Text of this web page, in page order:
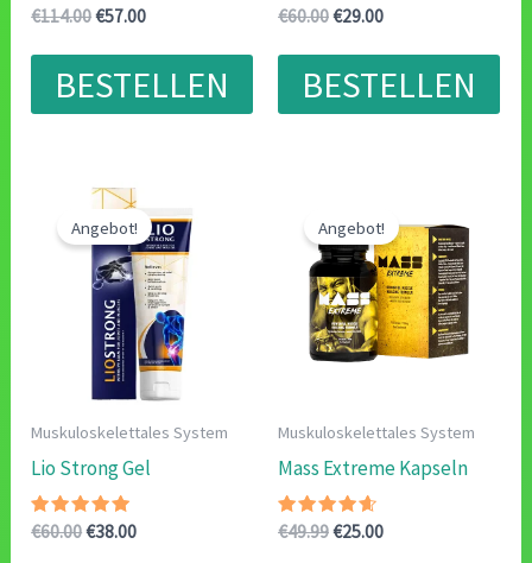
Bewertet
von 5
€114.00Ursprünglicher
war:
€114.00
€57.00Aktueller
ist:
€57.00.
BESTELLEN
Bewertet
von 5
€60.00Ursprünglicher
war:
€60.00
€29.00Aktueller
ist:
€29.00.
BESTELLEN
Angebot!
Muskuloskelettales System
Lio Strong Gel
Bewertet
€60.00Ursprünglicher
€38.00Aktueller
Angebot!
Muskuloskelettales System
Mass Extreme Kapseln
Bewertet
€49.99Ursprünglicher
€25.00Aktueller